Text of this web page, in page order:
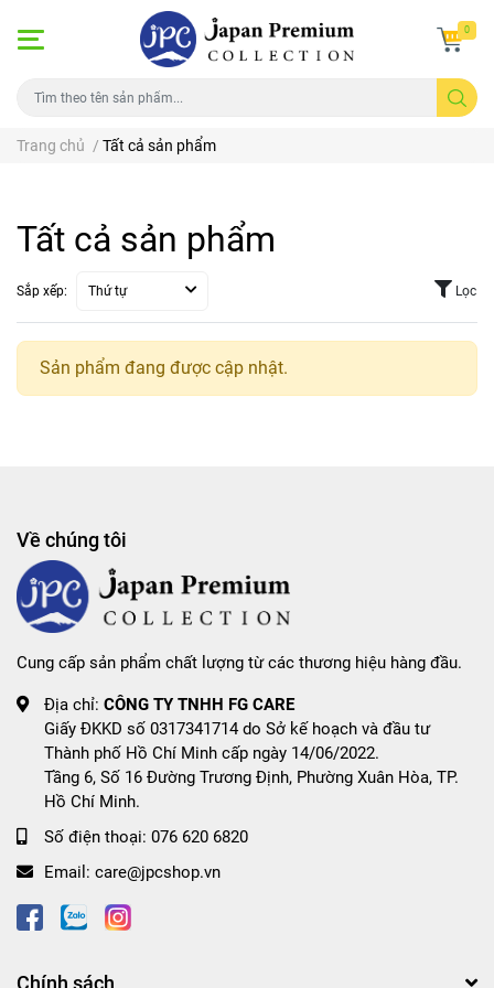
0
Trang chủ / Tất cả sản phẩm
Tất cả sản phẩm
Sắp xếp: Thứ tự Lọc
Sản phẩm đang được cập nhật.
Về chúng tôi
Cung cấp sản phẩm chất lượng từ các thương hiệu hàng đầu.
Địa chỉ: CÔNG TY TNHH FG CARE
Giấy ĐKKD số 0317341714 do Sở kế hoạch và đầu tư
Thành phố Hồ Chí Minh cấp ngày 14/06/2022.
Tầng 6, Số 16 Đường Trương Định, Phường Xuân Hòa, TP.
Hồ Chí Minh.
Số điện thoại: 076 620 6820
Email: care@jpcshop.vn
Chính sách